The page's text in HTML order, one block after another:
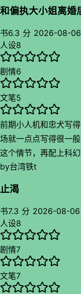
热炕头了有点突然，
定这样收场倒是很不
主间不管吵架还是甜
就特别有烟火气很搞
还有就是你童这个角
赢啊，特别我还格外
不过天降定律吗
到这个情节写得我真
面一个套路换汤不换
xp和情趣就原谅一下
鸡毛剧情有点贴又有
还有就是这作者还是
番非常有讲究，而我
了，和她人设比起来居
是用很长的叙述让我
喘不过气但是面上又
所谓姐姐的克制包容
还真是闷骚到位了。
味，无理取闹啦情绪
别扭的觉得这人对自
她的视角呢刚好自己
最喜欢的点是这篇文
满当当，两个人的拉
和齐面对这份情感失
这俩人情感升温了很
情感爆发我有点看不
伦理那段一般吧是套
力，而且很喜欢就是
是男性，不经意间的
物设定啊
真正让我觉得谁攻都
事居然写出很浓的大
来怎么这么像旁白哈
和偏执大小姐离婚
书6.3 分 2026-08-06
人设8
剧情6
文笔5
前期小人机和忠犬写
场就一点点写得很一
这个情节，再配上科
有点乱乱的，甚至有
写写得不错和主角两
感觉莫名就爱上了还
后没想到只有三分之
难写好，所以这里显得
by台湾铁t
止渴
书7.3 分 2026-08-06
人设8
剧情7
文笔7